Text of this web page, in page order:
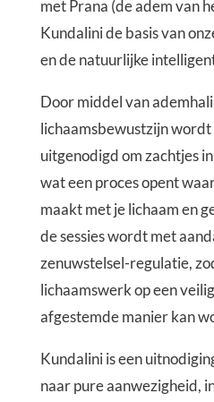
met Prana (de adem van
Kundalini de basis van
en de natuurlijke
Door middel van
lichaamsbewustzijn
uitgenodigd om zachtjes
wat een proces opent
maakt met je lichaam en
de sessies wordt met
zenuwstelsel-regulatie,
lichaamswerk op een
afgestemde manier kan
Kundalini is een
naar pure aanwezigheid,